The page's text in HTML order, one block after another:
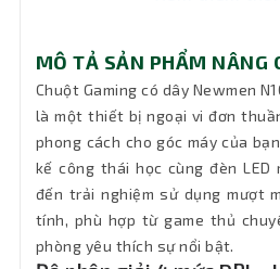
lượng
105 g
Bảo hành 24 tháng
MÔ TẢ SẢN PHẨM NÂNG
Chuột Gaming có dây Newmen
là một thiết bị ngoại vi đơn
phong cách cho góc máy của
kế công thái học cùng đèn LED
đến trải nghiệm sử dụng mượt
tính, phù hợp từ game thủ
phòng yêu thích sự nổi bật.